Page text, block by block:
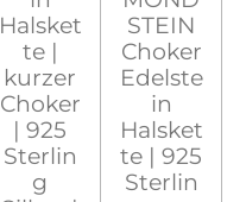
Halsket
te |
kurzer
Choker
| 925
Sterlin
g
STEIN
Choker
Edelste
in
Halsket
te | 925
Sterlin